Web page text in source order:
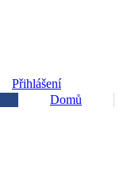
Přihlášení
Domů